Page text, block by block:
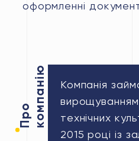
оформленні
П
р
о
к
о
м
п
а
н
ію
Компанія
вирощуванням
технічних
2015 році із